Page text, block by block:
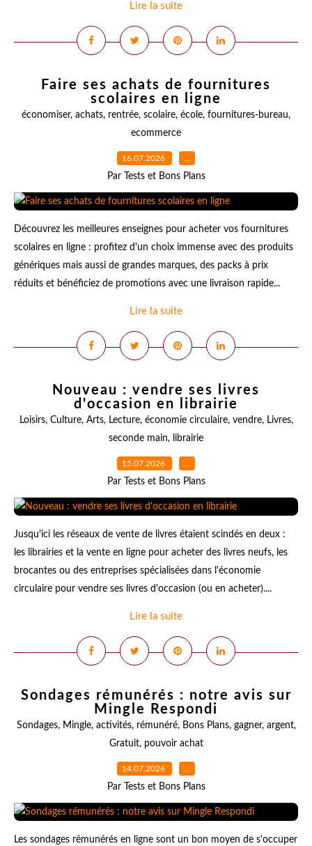
Lire la suite
Faire ses achats de fournitures
scolaires en ligne
économiser, achats, rentrée, scolaire, école, fournitures-bureau,
ecommerce
16.07.2026 …
Par Tests et Bons Plans
Découvrez les meilleures enseignes pour acheter vos fournitures
scolaires en ligne : profitez d'un choix immense avec des produits
génériques mais aussi de grandes marques, des packs à prix
réduits et bénéficiez de promotions avec une livraison rapide...
Lire la suite
Nouveau : vendre ses livres
d'occasion en librairie
Loisirs, Culture, Arts, Lecture, économie circulaire, vendre, Livres,
seconde main, librairie
15.07.2026 …
Par Tests et Bons Plans
Jusqu'ici les réseaux de vente de livres étaient scindés en deux :
les librairies et la vente en ligne pour acheter des livres neufs, les
brocantes ou des entreprises spécialisées dans l'économie
circulaire pour vendre ses livres d'occasion (ou en acheter)....
Lire la suite
Sondages rémunérés : notre avis sur
Mingle Respondi
Sondages, Mingle, activités, rémunéré, Bons Plans, gagner, argent,
Gratuit, pouvoir achat
14.07.2026 …
Par Tests et Bons Plans
Les sondages rémunérés en ligne sont un bon moyen de s'occuper